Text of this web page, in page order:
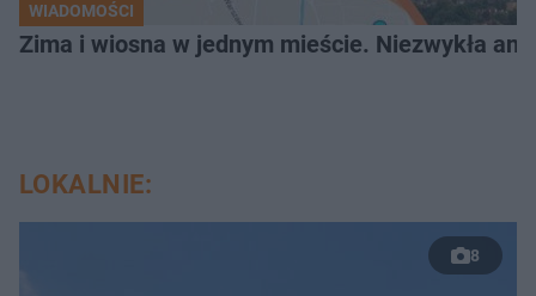
WIADOMOŚCI
Zima i wiosna w jednym mieście. Niezwykła
LOKALNIE:
8